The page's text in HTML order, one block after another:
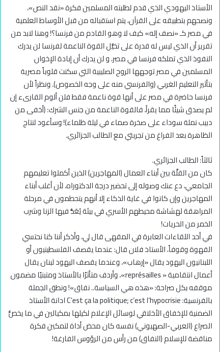
الأستاذ اليهودي الذي قدم لطلبته المسلمين فكرة «نقد النص»،
ونصحهم بتطبيقه على القرآن، يتم استقباله من قبل الأوساط العلمية
في مصر كـ «نصف إله» كيف لا وهو القادم من فرنسا؟! وهنا لابد من
تقرير أن الذي ليس له قدرة على تخيُّل القوة الناعمة لفرنسا لن يدرك
النفوذ الذي تملكه فرنسا في مصر، و لن يدرك أن إبادة الإخوان
المسلمين في مصر توجهها الروح الصليبية التي سكنت قلوباً مصرية
بتأثير التعليم الغربي (والفرنسي منه على وجه الخصوص). ونظراً لأن
فرنسا حاضرة في مصر على أنها قوة ناعمة فقط فلن ألوم القارىء إن
لم يصدق شيئًا مما يقرأ، فالقوة الناعمة من جنس الشرك: (أخفى من
دبيب نملة سوداء على صخرة صماء في ليلة ظلماء)! وسأعود لنتاج
الظاهرة بعد الفراغ من تجربتي مع الطالب الجزائري.
ثالثاً: الطالب الجزائري.
كان من القلَّة بين أبناء العمال (المهاجرين) الذين أكملوا تعليمهم
الجامعي، دع عنك وصوله إلى تحضير درجة الدكتوراه، لأن أغلب أبناء
المهاجرين وإن كانوا في غاية الذكاء إلا أنهم يتحطمون في مرحلة
المراهقة لهشاشة محيطهم الأسري في بيئة يُعَدُّ فيها الزنا وشرب
الخمر من الحريات!
في أحد اللقاءات العابرة في المقهى قال لي، وأذكر أننا كنا نحتسي
القهوة وقوفاً، الأستاذ فلان قال: عندما يقصف الفلسطينيون أو
اللبنانيون اليهود يقال «إرهاب»، وعندما يقصف اليهود لبنان يقال
أعمال انتقامية « représailles»، وأردف متأثرًا بالأستاذ ومتبنيًا مضمون
موقفه بكل صراحة: «هذه هي السياسة.. نفاق»! ونطق الجملة
بالفرنسية: C’est ça la politique; c’est l’hypocrisie ادانة الأستاذ
الضمنية للإخفاق الأخلاقي لوسائل الإعلام لكيلها بمكيالين في ما يخصُّ
الصراع (العربي-الصهيوني) نفسه كان محض أداة لتمكين فكرة
مناقضة للإسلام (النفاق) من رأس من الرؤوس الفارغة!